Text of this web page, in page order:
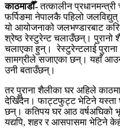
काठमाडौँ-तत्कालीन
फर्पिङमा नेपालकै पहिलो
यो आयोजनाको जलभण्डारबाट
श्रेष्ठ रेस्टुरेन्ट चलाउँछन्। पुरानो
चलाएका हुन्। रेस्टुरेन्टलाई पुराना
सामग्रीले सजाएका छन्। यहाँ
उनी बताउँछन्।
तर पुराना शैलीका घर अहिले
देखिँदैन। फाट्टफुट्ट भेटिने यस्ता
छन्। कतिपय घर आठ वर्षअघिको
यद्यपि, शहर र आसपासमा भेटिने